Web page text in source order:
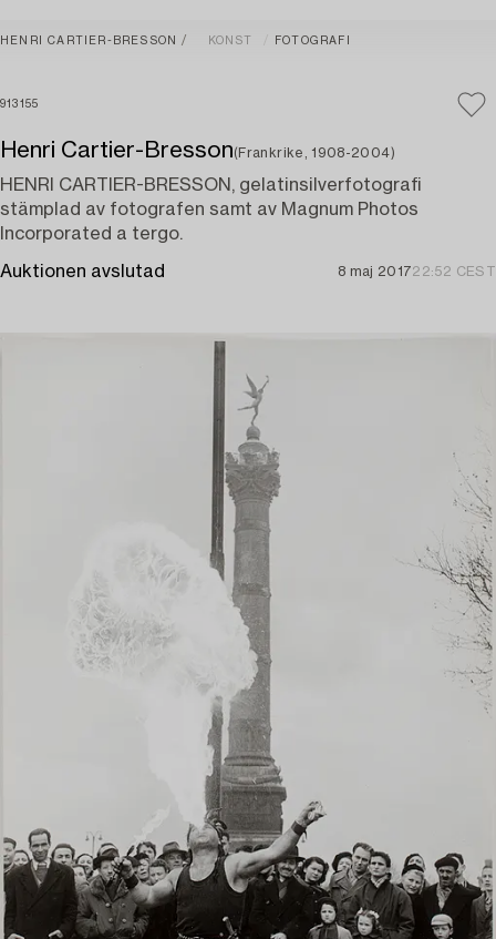
HENRI CARTIER-BRESSON KONST FOTOGRAFI
913155
Henri Cartier-Bresson(Frankrike, 1908-2004)
HENRI CARTIER-BRESSON, gelatinsilverfotografi
stämplad av fotografen samt av Magnum Photos
Incorporated a tergo.
Auktionen avslutad 8 maj 201722:52 CEST